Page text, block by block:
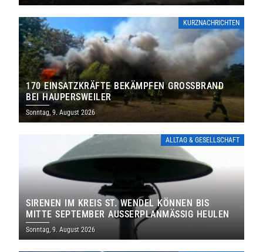
KURZNACHRICHTEN
170 EINSATZKRÄFTE BEKÄMPFEN GROSSBRAND B
EI HAUPERSWEILER
Sonntag, 9. August 2026
ALLTAG & GESELLSCHAFT
SIRENEN IM KREIS ST. WENDEL KÖNNEN BIS
MITTE SEPTEMBER AUSSERPLANMÄSSIG HEULEN
Sonntag, 9. August 2026